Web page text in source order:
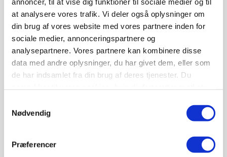
at analysere vores trafik. Vi deler også oplysninger om
din brug af vores website med vores partnere inden for
sociale medier, annonceringspartnere og
analysepartnere. Vores partnere kan kombinere disse
data med andre oplysninger, du har givet dem, eller som
de har indsamlet fra din brug af deres tjenester. Du
Nødvendig
Præferencer
mening for dig?
Klumme: Hvordan forbereder
du det gode salg af din
landbrugsejendom?
Få overblik over mulighederne